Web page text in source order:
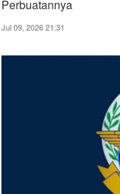
Perbuatannya
Jul 09, 2026 21:31